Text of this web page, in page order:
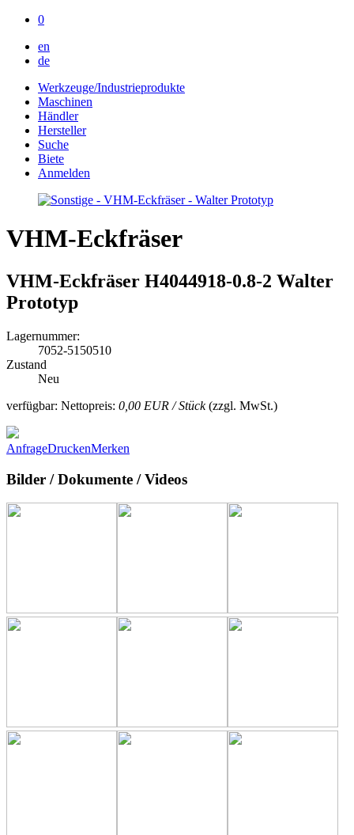
0
en
de
Werkzeuge/Industrieprodukte
Maschinen
Händler
Hersteller
Suche
Biete
Anmelden
VHM-Eckfräser
VHM-Eckfräser H4044918-0.8-2 Walter
Prototyp
Lagernummer:
7052-5150510
Zustand
Neu
verfügbar: Nettopreis: 0,00 EUR / Stück(zzgl. MwSt.)
AnfrageDruckenMerken
Bilder / Dokumente / Videos